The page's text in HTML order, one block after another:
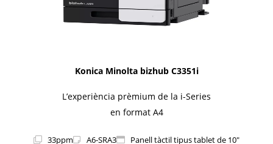
Konica Minolta bizhub C3351i
L’experiència prèmium de la i-Series
en format A4
33ppm A6-SRA3 Panell tàctil tipus tablet de 10"